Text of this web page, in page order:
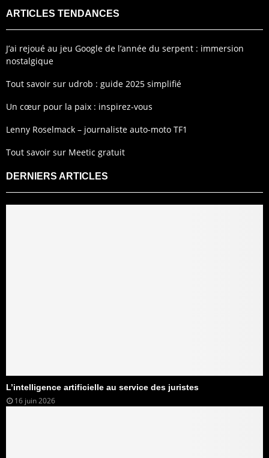
ARTICLES TENDANCES
J’ai rejoué au jeu Google de l’année du serpent : immersion
nostalgique
Tout savoir sur udrob : guide 2025 simplifié
Un cœur pour la paix : inspirez-vous
Lenny Roselmack – journaliste auto-moto TF1
Tout savoir sur Meetic gratuit
DERNIERS ARTICLES
L’intelligence artificielle au service des juristes
16 juin 2026